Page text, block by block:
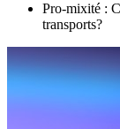
Pro-mixité :
transports?